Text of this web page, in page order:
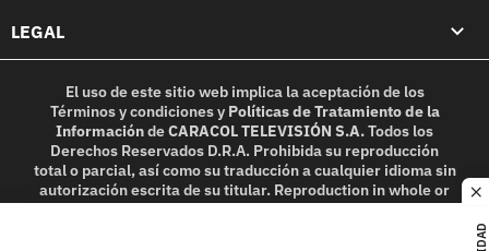
LEGAL
El uso de este sitio web implica la aceptación de los
Términos y condicionesy Políticas de Tratamiento de la
InformacióndeCARACOL TELEVISIÓN S.A.Todos los
Derechos Reservados D.R.A. Prohibida su reproducción
total o parcial, así como su traducción a cualquier idioma sin
autorización escrita de su titular. Reproduction in whole or
in part, or translation without written permission is